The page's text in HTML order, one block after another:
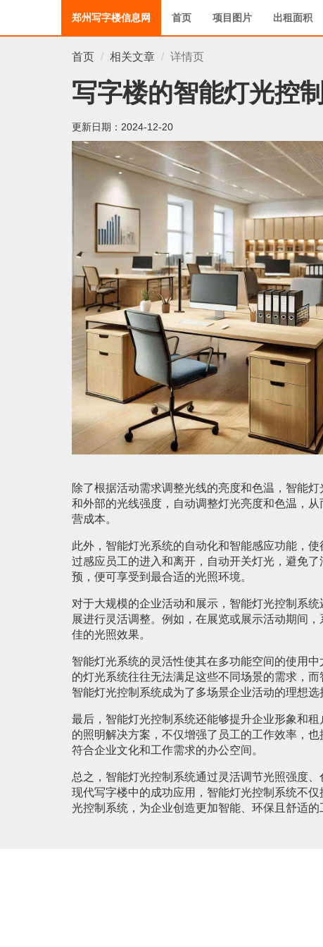
郑州写字楼信息网 首页 项目图片 出租面积
首页 相关文章 详情页
写字楼的智能灯光控
更新日期： 2024-12-20
除了根据活动需求调整光线的亮度和色温，智能
和外部的光线强度，自动调整灯光亮度和色温，
营成本。
此外，智能灯光系统的自动化和智能感应功能，
过感应员工的进入和离开，自动开关灯光，避免
预，便可享受到最合适的光照环境。
对于大规模的企业活动和展示，智能灯光控制系
展进行灵活调整。例如，在展览或展示活动期间
佳的光照效果。
智能灯光系统的灵活性使其在多功能空间的使用
的灯光系统往往无法满足这些不同场景的需求，
智能灯光控制系统成为了多场景企业活动的理想选
最后，智能灯光控制系统还能够提升企业形象和
的照明解决方案，不仅增强了员工的工作效率，
符合企业文化和工作需求的办公空间。
总之，智能灯光控制系统通过灵活调节光照强度
现代写字楼中的成功应用，智能灯光控制系统不
光控制系统，为企业创造更加智能、环保且舒适的